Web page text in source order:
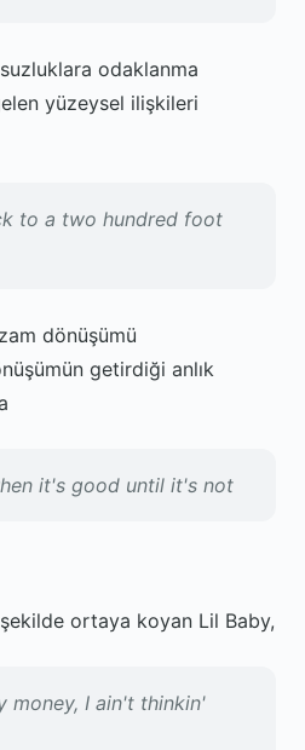
odaklanma
yüzeysel ilişkileri
to a two hundred foot
dönüşümü
getirdiği anlık
it's good until it's not
ortaya koyan Lil Baby,
money, I ain't thinkin'